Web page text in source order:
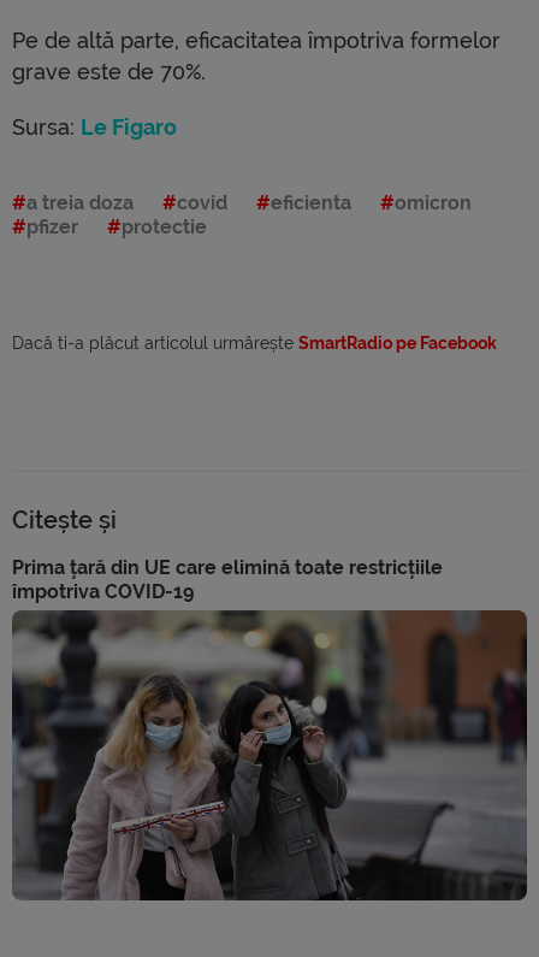
Pe de altă parte, eficacitatea împotriva formelor
grave este de 70%.
Sursa: Le Figaro
a treia doza covid eficienta
omicron
pfizer
protectie
Dacă ti-a plăcut articolul urmărește SmartRadio pe Facebook
Citește și
Prima țară din UE care elimină toate restricțiile
împotriva COVID-19